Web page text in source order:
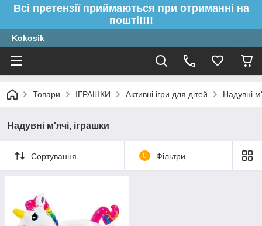
Всі претензії приймаються при отриманні на
пошті!!!!
Kokosik
Товари ІГРАШКИ Активні ігри для дітей Надувні
Надувні м'ячі, іграшки
Сортування 0 Фільтри